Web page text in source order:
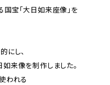
宝「大日如来座像」を
にし、
来像を制作しました。
われる